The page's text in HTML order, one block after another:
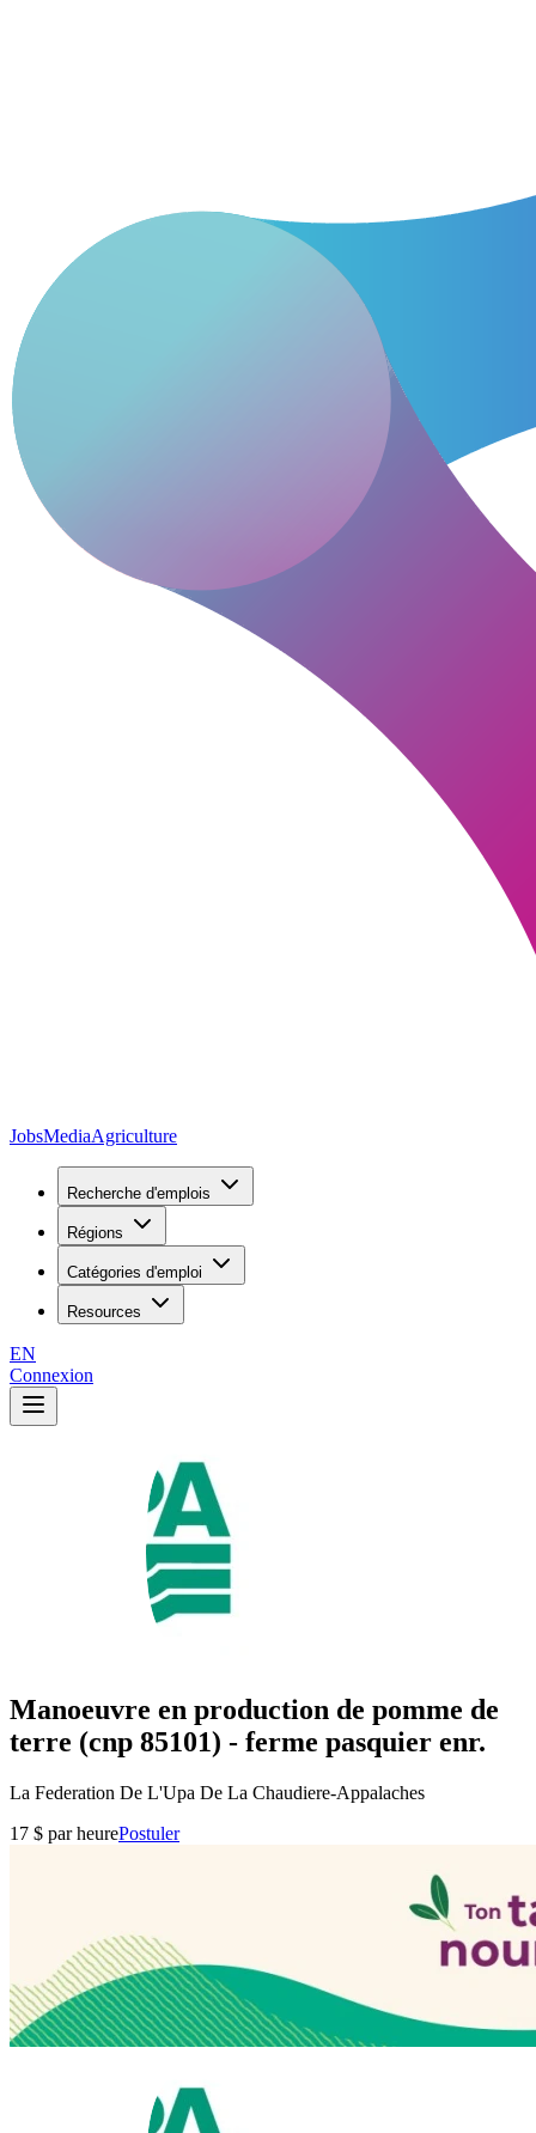
JobsMediaAgriculture
Recherche d'emplois
Régions
Catégories d'emploi
Resources
EN
Connexion
Manoeuvre en production de pomme de
terre (cnp 85101) - ferme pasquier enr.
La Federation De L'Upa De La Chaudiere-Appalaches
17 $ par heurePostuler